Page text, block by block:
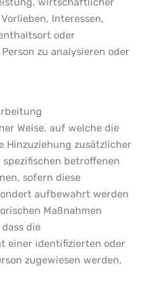
Interessen,
oder
zu analysieren oder
Weise, auf welche die
Hinzuziehung zusätzlicher
betroffenen
sofern diese
aufbewahrt werden
Maßnahmen
die
einer identifizierten oder
zugewiesen werden.